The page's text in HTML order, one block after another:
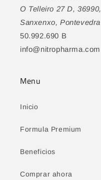
O Telleiro 27 D, 36990,
Sanxenxo, Pontevedra
50.992.690 B
info@nitropharma.com
Menu
Inicio
Formula Premium
Beneficios
Comprar ahora